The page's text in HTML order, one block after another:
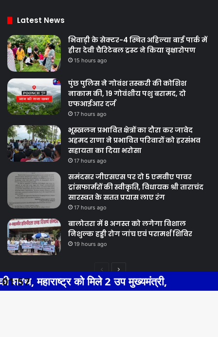
Latest News
भिवाड़ी के सेक्टर-4 स्थित अहिल्या बाई पार्क में
हीरा देवी चैरिटेबल ट्रस्ट ने किया वृक्षारोपण
15 hours ago
पुंछ पुलिस ने गोवंश तस्करी की कोशिश
नाकाम की, 19 गोवंशीय पशु बरामद, दो
एफआईआर दर्ज
17 hours ago
भूस्खलन प्रभावित क्षेत्रों का दौरा कर जावेद
अहमद राणा ने प्रभावित परिवारों को हरसंभव
सहायता का दिया भरोसा
17 hours ago
समंदसर जीएसएस पर दो 5 एमवीए पावर
ट्रांसफार्मरों की स्वीकृति, विधायक श्री ताराचंद
सारस्वत के सतत प्रयास लाए रंग
17 hours ago
बालोतरा में 8 अगस्त को लगेगा विशाल
निशुल्क हड्डी रोग जांच एवं परामर्श शिविर
19 hours ago
Previous
page
Next
page
Facebook Twitter WhatsApp Telegram
को मिले 2 उप मुख्यमंत्री,
01:57